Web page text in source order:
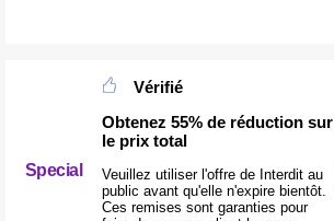
Special
Vérifié
Obtenez 55% de réduction sur
le prix total
Veuillez utiliser l'offre de Interdit au
public avant qu'elle n'expire bientôt.
Ces remises sont garanties pour